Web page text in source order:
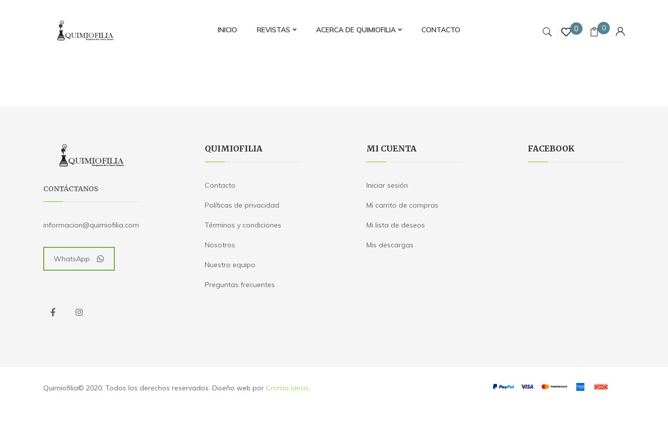
INICIO REVISTAS ACERCA DE QUIMIOFILIA CONTACTO 0 0
CONTÁCTANOS
informacion@quimiofilia.com
WhatsApp
QUIMIOFILIA
Contacto
Políticas de privacidad
Términos y condiciones
Nosotros
Nuestro equipo
Preguntas frecuentes
MI CUENTA
Iniciar sesión
Mi carrito de compras
Mi lista de deseos
Mis descargas
FACEBOOK
Quimiofilia© 2020. Todos los derechos reservados. Diseño web por Croma Ideas.